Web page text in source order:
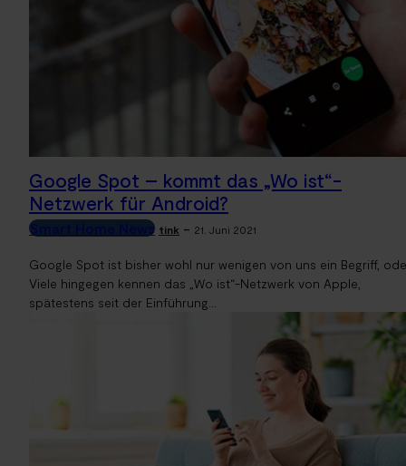
Google Spot – kommt das „Wo ist“-
Netzwerk für Android?
Smart Home News tink - 21. Juni 2021
Google Spot ist bisher wohl nur wenigen von uns ein Begriff,
Viele hingegen kennen das „Wo ist“-Netzwerk von Apple,
spätestens seit der Einführung...